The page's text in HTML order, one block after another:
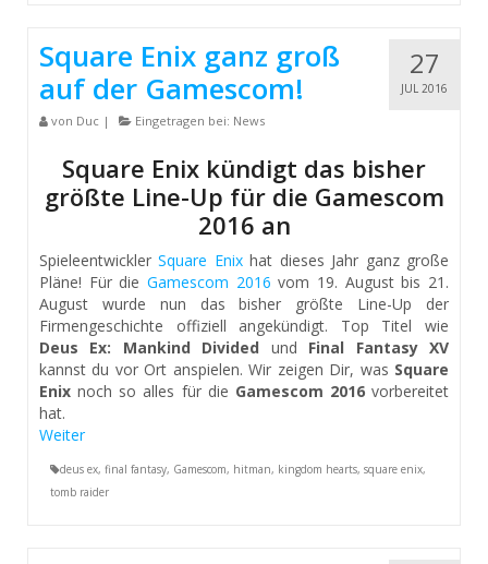
27
JUL 2016
Square Enix ganz groß
auf der Gamescom!
von Duc | Eingetragen bei: News
Square Enix kündigt das bisher
größte Line-Up für die Gamescom
2016 an
SpieleentwicklerSquare Enixhat dieses Jahr ganz große
Pläne! Für die Gamescom 2016 vom 19. August bis 21.
August wurde nun das bisher größte Line-Up der
Firmengeschichte offiziell angekündigt. Top Titel wie
Deus Ex: Mankind Divided und Final Fantasy XV
kannst du vor Ort anspielen. Wir zeigen Dir, was Square
Enix noch so alles für die Gamescom 2016vorbereitet
hat.
Weiter
deus ex, final fantasy, Gamescom, hitman, kingdom hearts, square enix,
tomb raider